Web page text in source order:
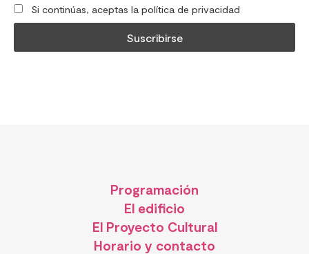
Si continúas, aceptas la política de privacidad
Programación
El edificio
El Proyecto Cultural
Horario y contacto